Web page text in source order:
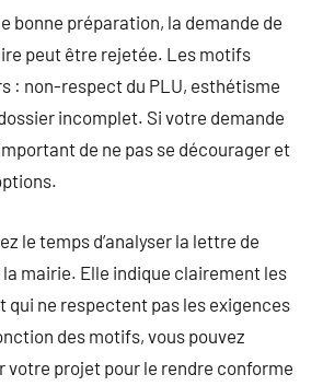
bonne préparation, la demande de
peut être rejetée. Les motifs
: non-respect du PLU, esthétisme
incomplet. Si votre demande
de ne pas se décourager et
le temps d’analyser la lettre de
mairie. Elle indique clairement les
qui ne respectent pas les exigences
des motifs, vous pouvez
votre projet pour le rendre conforme